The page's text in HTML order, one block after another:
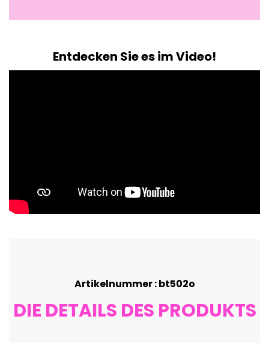
Entdecken Sie es im Video!
Artikelnummer : bt502o
DIE DETAILS DES PRODUKTS